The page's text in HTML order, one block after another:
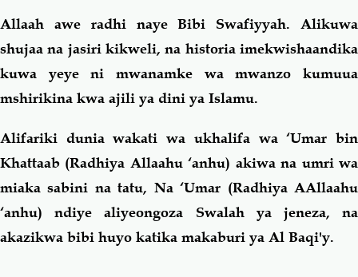
Allaah awe radhi naye Bibi Swafiyyah. Alikuwa
shujaa na jasiri kikweli, na historia imekwishaandika
kuwa yeye ni mwanamke wa mwanzo kumuua
mshirikina kwa ajili ya dini ya Islamu.
Alifariki dunia wakati wa ukhalifa wa ‘Umar bin
Khattaab (Radhiya Allaahu ‘anhu) akiwa na umri wa
miaka sabini na tatu, Na ‘Umar (Radhiya AAllaahu
‘anhu) ndiye aliyeongoza Swalah ya jeneza, na
akazikwa bibi huyo katika makaburi ya Al Baqi'y.